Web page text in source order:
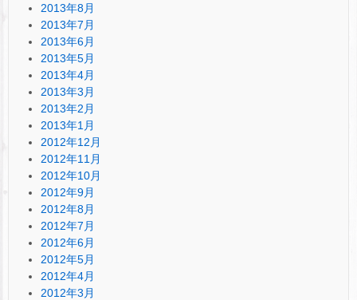
2013年8月
2013年7月
2013年6月
2013年5月
2013年4月
2013年3月
2013年2月
2013年1月
2012年12月
2012年11月
2012年10月
2012年9月
2012年8月
2012年7月
2012年6月
2012年5月
2012年4月
2012年3月